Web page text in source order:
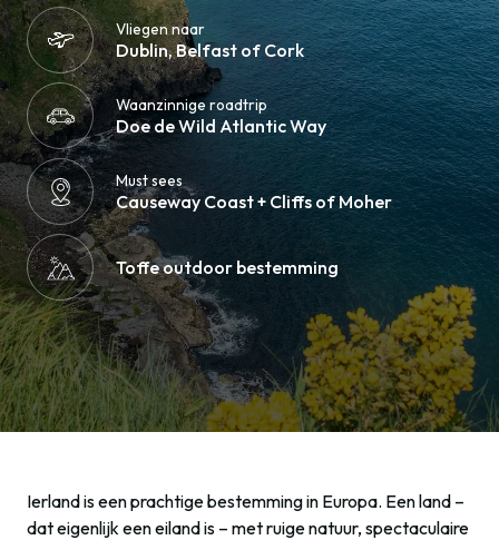
Vliegen naar
Dublin, Belfast of Cork
Waanzinnige roadtrip
Doe de Wild Atlantic Way
Must sees
Causeway Coast + Cliffs of Moher
Toffe outdoor bestemming
Ierland is een prachtige bestemming in Europa. Een land –
dat eigenlijk een eiland is – met ruige natuur, spectaculaire